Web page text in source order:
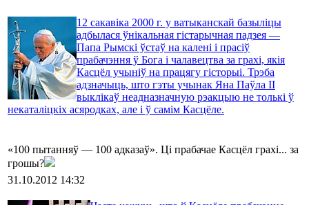
12 сакавіка 2000 г. у ватыканскай базыліцы
адбылася ўнікальная гістарычная падзея —
Папа Рымскі ўстаў на калені і прасіў
прабачэння ў Бога і чалавецтва за грахі, якія
Касцёл учыніў на працягу гісторыі. Трэба
адзначыць, што гэты учынак Яна Паўла ІІ
выклікаў неадназначную рэакцыю не толькі ў
некаталіцкіх асяродках, але і ў самім Касцёле.
«100 пытанняў — 100 адказаў». Ці прабачае Касцёл грахі... за
грошы?
31.10.2012 14:32